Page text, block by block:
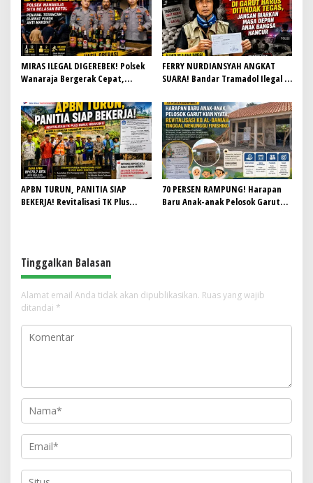
MIRAS ILEGAL DIGEREBEK! Polsek
Wanaraja Bergerak Cepat,
Anti Maksiat
FERRY NURDIANSYAH ANGKAT
SUARA! Bandar Tramadol Ilegal di
Jangan Biarkan Masa Depan Anak
Bangsa Hancur
APBN TURUN, PANITIA SIAP
BEKERJA! Revitalisasi TK Plus
70 PERSEN RAMPUNG! Harapan
Baru Anak-anak Pelosok Garut
Tinggalkan Balasan
Alamat email Anda tidak akan dipublikasikan. Ruas yang wajib
ditandai *